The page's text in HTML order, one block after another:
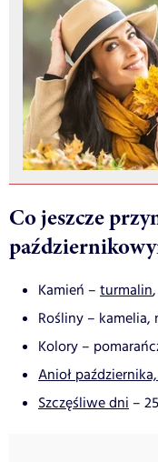
Co jeszcze
Kamień – turmalin
Rośliny – kamelia,
Kolory –
Anioł
Szczęśliwe dni –